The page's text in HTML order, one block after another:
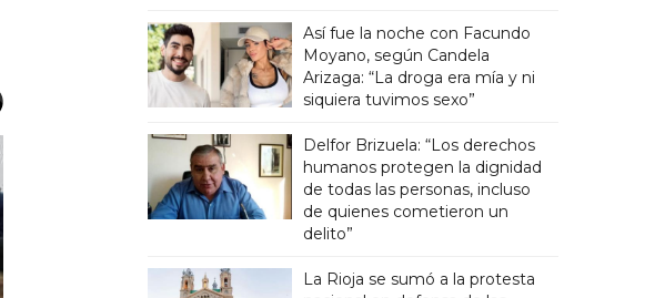
Así fue la noche con Facundo
Moyano, según Candela
Arizaga: “La droga era mía y ni
siquiera tuvimos sexo”
Delfor Brizuela: “Los derechos
humanos protegen la dignidad
de todas las personas, incluso
de quienes cometieron un
delito”
La Rioja se sumó a la protesta